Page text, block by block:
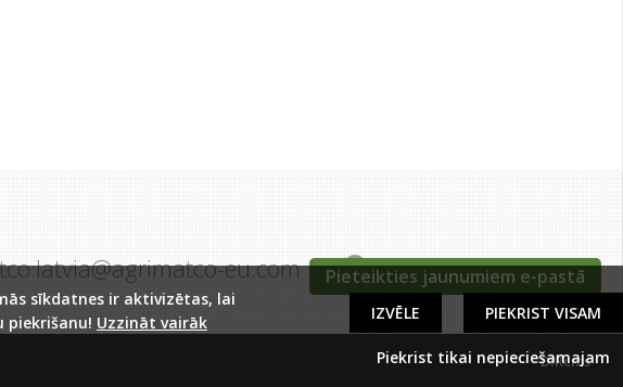
Pieteikties jaunumiem e-pastā
eu.com Tīraines iela 5c, Rīga
DIRcms
sīkdatnes ir aktivizētas, lai
piekrišanu! Uzzināt vairāk PIEKRIST VISAM
IZVĒLE
Piekrist tikai nepieciešamajam